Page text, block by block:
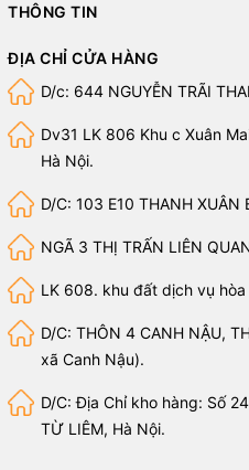
THÔNG TIN
ĐỊA CHỈ CỬA HÀNG
D/c: 644 NGUYỄN TRÃI
Dv31 LK 806 Khu c Xuân
Hà Nội.
D/C: 103 E10 THANH XUÂN
NGÃ 3 THỊ TRẤN LIÊN
LK 608. khu đất dịch vụ
D/C: THÔN 4 CANH NẬU,
xã Canh Nậu).
D/C: Địa Chỉ kho hàng: Số
TỪ LIÊM, Hà Nội.